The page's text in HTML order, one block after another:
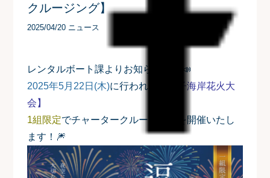
クルージング】
2025/04/20 ニュース
レンタルボート課よりお知らせです📣
2025年5月22日(木)に行われる
【逗子海岸花火大
会】
1組限定でチャータークルージングを開催いたし
ます！ 🎆